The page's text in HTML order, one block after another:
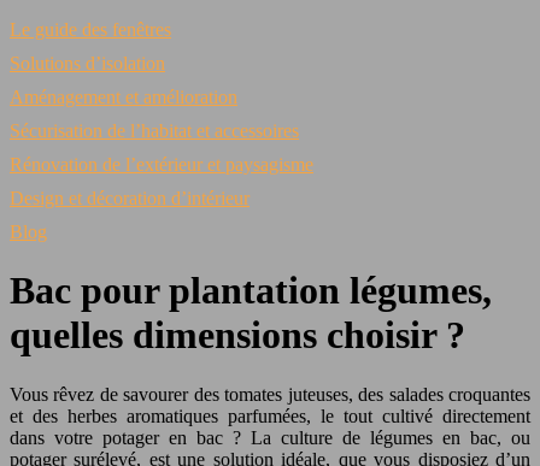
Le guide des fenêtres
Solutions d’isolation
Aménagement et amélioration
Sécurisation de l’habitat et accessoires
Rénovation de l’extérieur et paysagisme
Design et décoration d’intérieur
Blog
Bac pour plantation légumes,
quelles dimensions choisir ?
Vous rêvez de savourer des tomates juteuses, des salades croquantes
et des herbes aromatiques parfumées, le tout cultivé directement
dans votre potager en bac ? La culture de légumes en bac, ou
potager surélevé, est une solution idéale, que vous disposiez d’un